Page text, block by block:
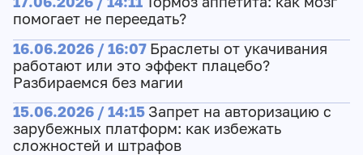
помогает не переедать?
16.06.2026 / 16:07 Браслеты от укачивания
работают или это эффект плацебо?
Разбираемся без магии
15.06.2026 / 14:15 Запрет на авторизацию с
зарубежных платформ: как избежать
сложностей и штрафов